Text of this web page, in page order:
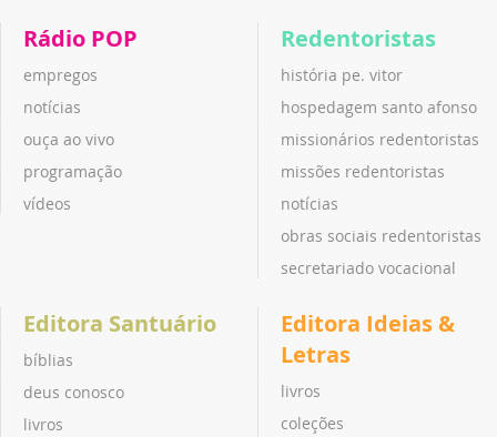
Rádio POP
empregos
notícias
ouça ao vivo
programação
vídeos
Redentoristas
história pe. vitor
hospedagem santo afonso
missionários redentoristas
missões redentoristas
notícias
obras sociais redentoristas
secretariado vocacional
Editora Santuário
bíblias
deus conosco
livros
Editora Ideias &
Letras
livros
coleções